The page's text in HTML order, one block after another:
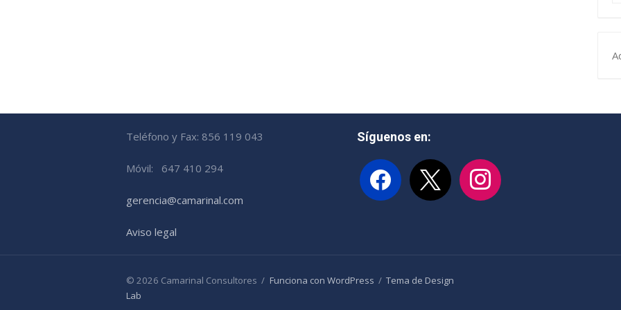
Teléfono y Fax: 856 119 043
Móvil: 647 410 294
gerencia@camarinal.com
Aviso legal
Síguenos en:
facebook x instagram
© 2026 Camarinal Consultores / Funciona con WordPress / Tema de Design
Lab